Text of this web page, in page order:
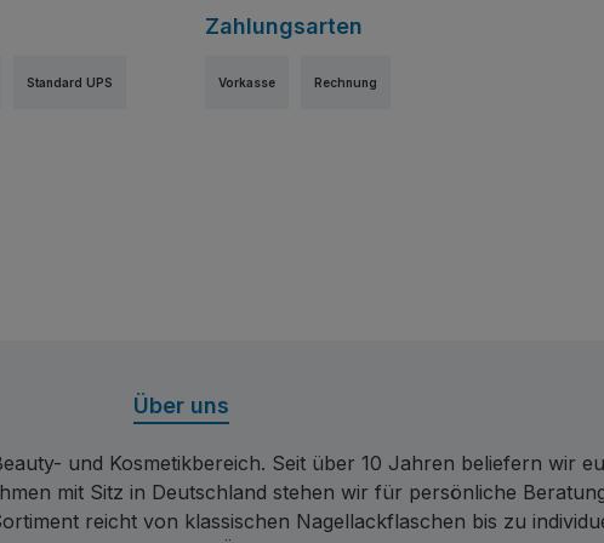
Standard UPS
Zahlungsarten
Vorkasse Rechnung
Über uns
und Kosmetikbereich. Seit über 10 Jahren beliefern wir
mit Sitz in Deutschland stehen wir für persönliche
reicht von klassischen Nagellackflaschen bis zu